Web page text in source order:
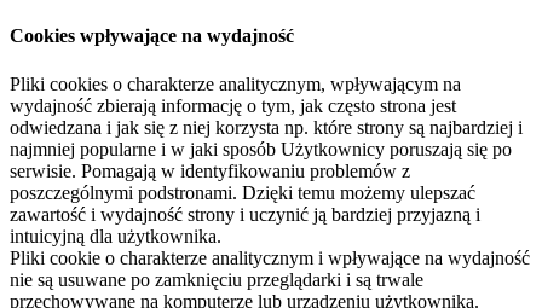
Cookies wpływające na wydajność
Pliki cookies o charakterze analitycznym, wpływającym na
wydajność zbierają informację o tym, jak często strona jest
odwiedzana i jak się z niej korzysta np. które strony są najbardziej i
najmniej popularne i w jaki sposób Użytkownicy poruszają się po
serwisie. Pomagają w identyfikowaniu problemów z
poszczególnymi podstronami. Dzięki temu możemy ulepszać
zawartość i wydajność strony i uczynić ją bardziej przyjazną i
intuicyjną dla użytkownika.
Pliki cookie o charakterze analitycznym i wpływające na wydajność
nie są usuwane po zamknięciu przeglądarki i są trwale
przechowywane na komputerze lub urządzeniu użytkownika.